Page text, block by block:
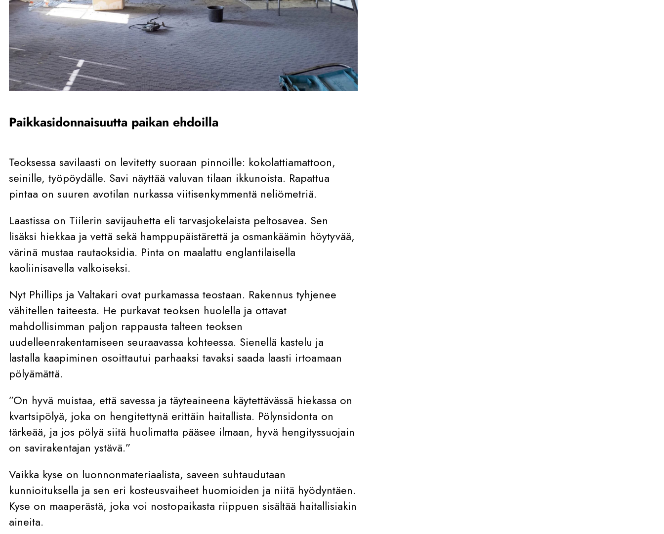
Paikkasidonnaisuutta paikan ehdoilla
Teoksessa savilaasti on levitetty suoraan pinnoille: kokolattiamattoon,
seinille, työpöydälle. Savi näyttää valuvan tilaan ikkunoista. Rapattua
pintaa on suuren avotilan nurkassa viitisenkymmentä neliömetriä.
Laastissa on Tiilerin savijauhetta eli tarvasjokelaista peltosavea. Sen
lisäksi hiekkaa ja vettä sekä hamppupäistärettä ja osmankäämin höytyvää,
värinä mustaa rautaoksidia. Pinta on maalattu englantilaisella
kaoliinisavella valkoiseksi.
Nyt Phillips ja Valtakari ovat purkamassa teostaan. Rakennus tyhjenee
vähitellen taiteesta. He purkavat teoksen huolella ja ottavat
mahdollisimman paljon rappausta talteen teoksen
uudelleenrakentamiseen seuraavassa kohteessa. Sienellä kastelu ja
lastalla kaapiminen osoittautui parhaaksi tavaksi saada laasti irtoamaan
pölyämättä.
”On hyvä muistaa, että savessa ja täyteaineena käytettävässä hiekassa on
kvartsipölyä, joka on hengitettynä erittäin haitallista. Pölynsidonta on
tärkeää, ja jos pölyä siitä huolimatta pääsee ilmaan, hyvä hengityssuojain
on savirakentajan ystävä.”
Vaikka kyse on luonnonmateriaalista, saveen suhtaudutaan
kunnioituksella ja sen eri kosteusvaiheet huomioiden ja niitä hyödyntäen.
Kyse on maaperästä, joka voi nostopaikasta riippuen sisältää haitallisiakin
aineita.